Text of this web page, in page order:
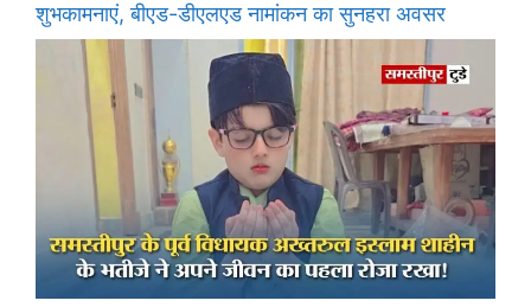
शुभकामनाएं, बीएड-डीएलएड नामांकन का सुनहरा अवसर